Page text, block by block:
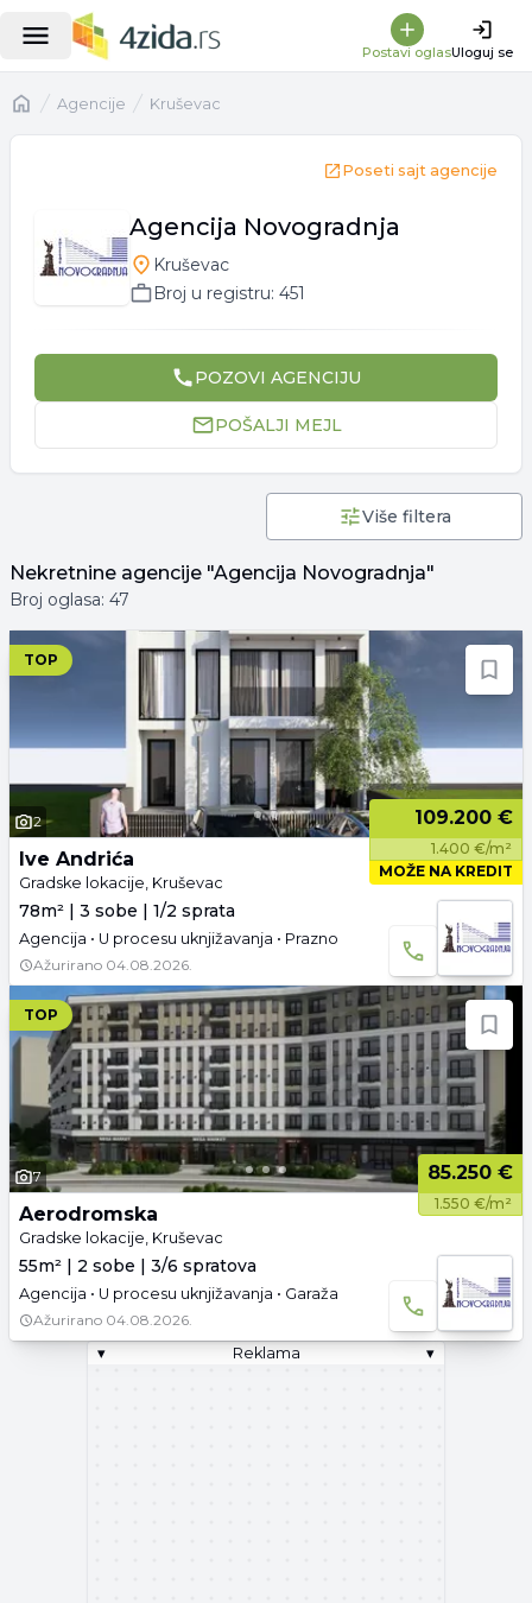
Postavi oglasUloguj se
NaslovnaAgencije Kruševac
Poseti sajt agencije
Agencija Novogradnja
Kruševac
Broj u registru: 451
POZOVI AGENCIJU
POŠALJI MEJL
Više filtera
Nekretnine agencije "Agencija Novogradnja"
Broj oglasa: 47
TOP
2 109.200 €
1.400 €/m²
MOŽE NA KREDIT
Ive Andrića
Gradske lokacije, Kruševac
78m² | 3 sobe | 1/2 sprata
Agencija • U procesu uknjižavanja • Prazno
Ažurirano 04.08.2026.
TOP
7 85.250 €
1.550 €/m²
Aerodromska
Gradske lokacije, Kruševac
55m² | 2 sobe | 3/6 spratova
Agencija • U procesu uknjižavanja • Garaža
Ažurirano 04.08.2026.
▾
Reklama ▾